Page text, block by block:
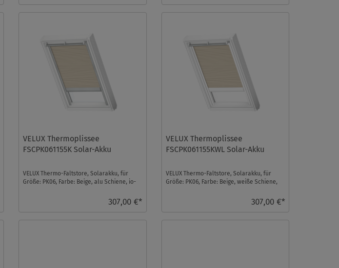
VELUX Thermoplissee
FSCPK061155K Solar-Akku
VELUX Thermo-Faltstore, Solarakku, für
Größe: PK06, Farbe: Beige, alu Schiene, io-
307,00 €*
VELUX Thermoplissee
FSCPK061155KWL Solar-Akku
VELUX Thermo-Faltstore, Solarakku, für
Größe: PK06, Farbe: Beige, weiße Schiene,
307,00 €*